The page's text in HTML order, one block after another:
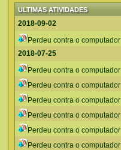
ULTIMAS ATIVIDADES
2018-09-02
Perdeu contra o computador
2018-07-25
Perdeu contra o computador
Perdeu contra o computador
Perdeu contra o computador
Perdeu contra o computador
Perdeu contra o computador
Perdeu contra o computador